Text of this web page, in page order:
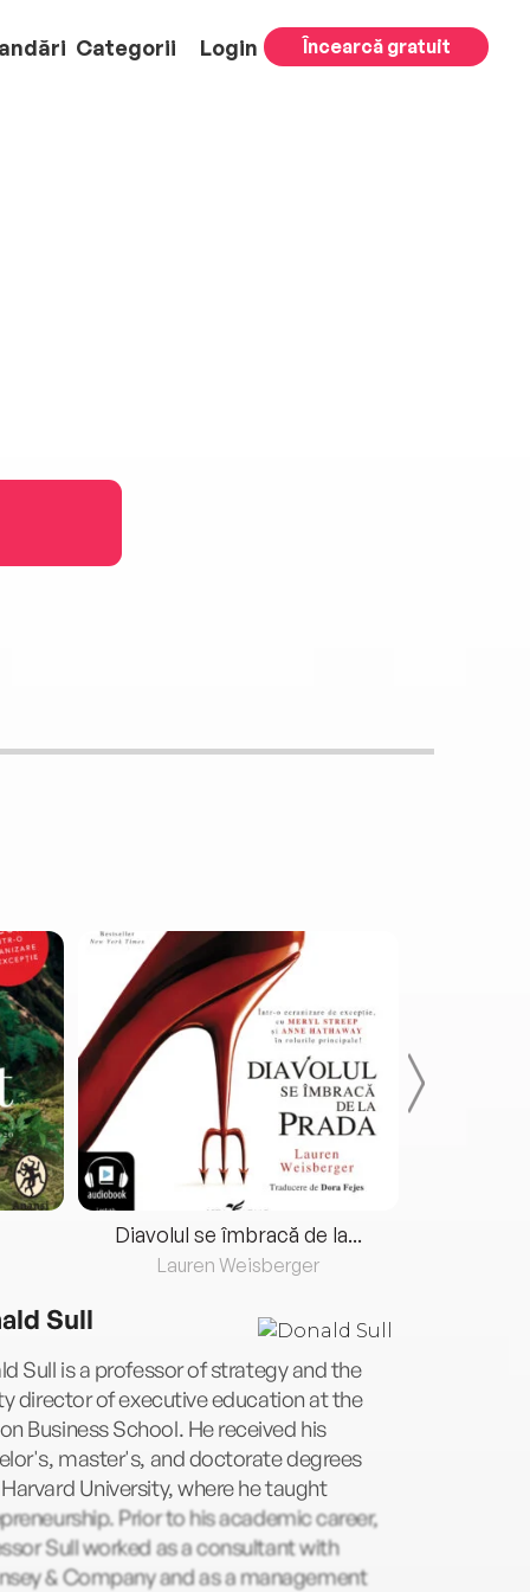
Categorii Login Încearcă gratuit
Diavolul se îmbracă de la...
Lauren Weisberger
Sull
Sull is a professor of strategy and the
director of executive education at the
Business School. He received his
master's, and doctorate degrees
University, where he taught
Prior to his academic career,
Sull worked as a consultant with
& Company and as a management